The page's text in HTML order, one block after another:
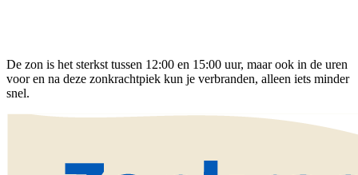
De zon is het sterkst tussen 12:00 en 15:00 uur, maar ook in de uren
voor en na deze zonkrachtpiek kun je verbranden, alleen iets minder
snel.